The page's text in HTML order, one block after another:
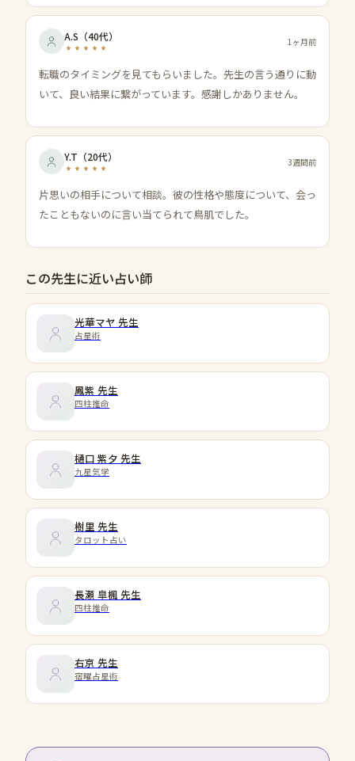
A.S （40代） 1ヶ月前
転職のタイミングを見てもらいました。先生の言う通りに動
いて、良い結果に繋がっています。感謝しかありません。
Y.T （20代） 3週間前
片思いの相手について相談。彼の性格や態度について、会っ
たこともないのに言い当てられて鳥肌でした。
この先生に近い占い師
光華マヤ 先生
占星術
鳳紫 先生
四柱推命
樋口 紫夕 先生
九星気学
樹里 先生
タロット占い
長瀬 皐楓 先生
四柱推命
右京 先生
宿曜占星術